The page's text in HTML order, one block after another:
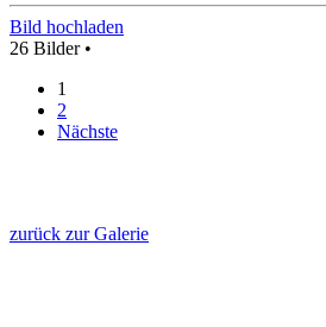
Bild hochladen
26 Bilder •
1
2
Nächste
zurück zur Galerie